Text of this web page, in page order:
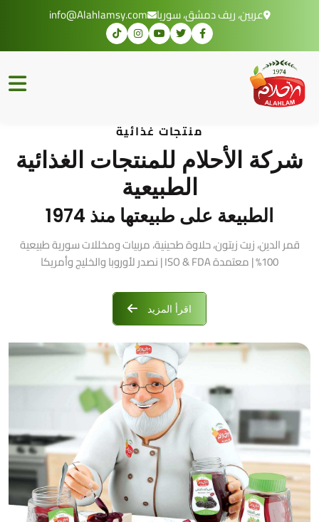
عربين، ريف دمشق، سوريا info@Alahlamsy.com
منتجات غذائية
شركة الأحلام للمنتجات الغذائية
الطبيعية
الطبيعة على طبيعتها منذ 1974
قمر الدين، زيت زيتون، حلاوة طحينية، مربيات ومخللات سورية طبيعية
100% | معتمدة ISO & FDA | نصدر لأوروبا والخليج وأمريكا
اقرأ المزيد